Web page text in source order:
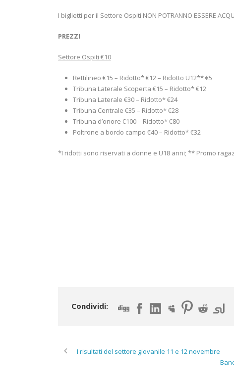
I biglietti per il Settore Ospiti NON POTRANNO ESSERE
PREZZI
Settore Ospiti €10
Rettilineo €15 – Ridotto* €12 – Ridotto U12** €5
Tribuna Laterale Scoperta €15 – Ridotto* €12
Tribuna Laterale €30 – Ridotto* €24
Tribuna Centrale €35 – Ridotto* €28
Tribuna d’onore €100 – Ridotto* €80
Poltrone a bordo campo €40 – Ridotto* €32
*I ridotti sono riservati a donne e U18 anni; ** Promo
Condividi:
I risultati del settore giovanile 11 e 12 novembre